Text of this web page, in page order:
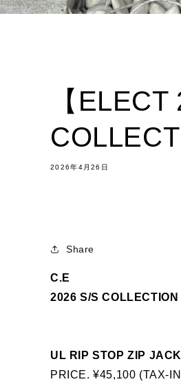
【
2026年4月26日
Share
C.E
2026 S/S COLLECTION
UL RIP STOP ZIP
PRICE. ¥45,100 (TAX-